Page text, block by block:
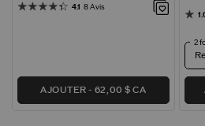
4.1 8 Avis
AJOUTER 62,00 $ CA
2